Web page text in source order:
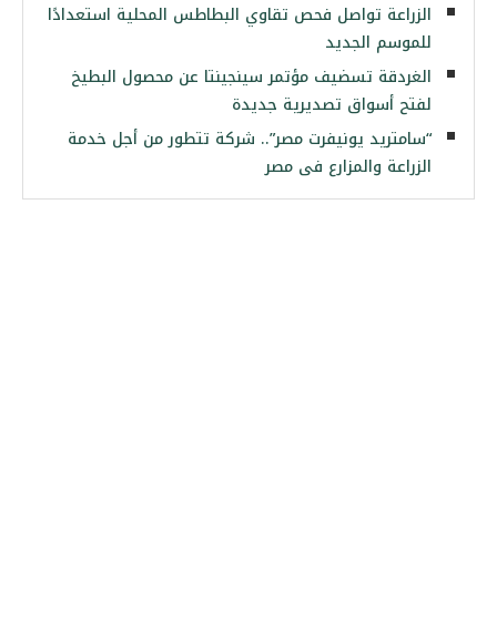
الزراعة تواصل فحص تقاوي البطاطس المحلية استعدادًا
للموسم الجديد
الغردقة تسضيف مؤتمر سينجينتا عن محصول البطيخ
لفتح أسواق تصديرية جديدة
“سامتريد يونيفرت مصر”.. شركة تتطور من أجل خدمة
الزراعة والمزارع فى مصر